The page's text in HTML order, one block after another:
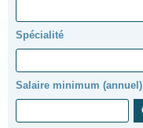
Spécialité
Salaire minimum (annuel)